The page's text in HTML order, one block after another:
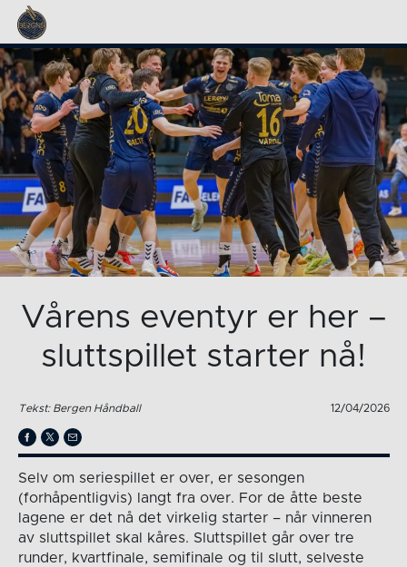
Vårens eventyr er her –
sluttspillet starter nå!
Tekst: Bergen Håndball 12/04/2026
Selv om seriespillet er over, er sesongen
(forhåpentligvis) langt fra over. For de åtte beste
lagene er det nå det virkelig starter – når vinneren
av sluttspillet skal kåres. Sluttspillet går over tre
runder, kvartfinale, semifinale og til slutt, selveste